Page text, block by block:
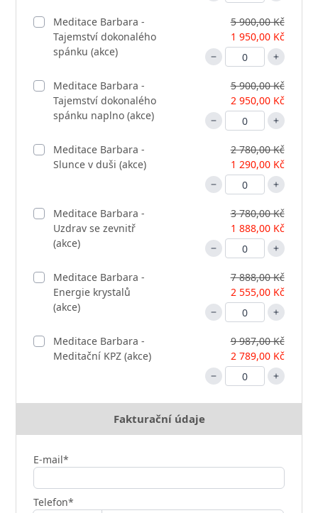
Meditace Barbara -
Tajemství dokonalého
spánku (akce)
5 900,00 Kč
1 950,00 Kč
Meditace Barbara -
Tajemství dokonalého
spánku naplno (akce)
5 900,00 Kč
2 950,00 Kč
Meditace Barbara -
Slunce v duši (akce)
2 780,00 Kč
1 290,00 Kč
Meditace Barbara -
Uzdrav se zevnitř
(akce)
3 780,00 Kč
1 888,00 Kč
Meditace Barbara -
Energie krystalů
(akce)
7 888,00 Kč
2 555,00 Kč
Meditace Barbara -
Meditační KPZ (akce)
9 987,00 Kč
2 789,00 Kč
Fakturační údaje
E-mail*
Telefon*